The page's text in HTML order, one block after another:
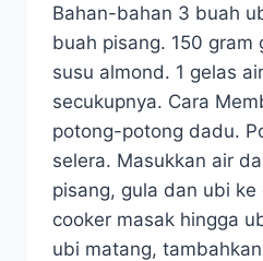
Bahan-bahan 3 buah
buah pisang. 150 gram
susu almond. 1 gelas
secukupnya. Cara
potong-potong dadu.
selera. Masukkan air
pisang, gula dan ubi
cooker masak hingga
ubi matang,